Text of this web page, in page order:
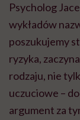
Psycholog
wykładów
poszukujemy
ryzyka,
rodzaju, nie
uczuciowe –
argument za